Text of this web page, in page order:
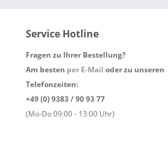
Service Hotline
Fragen zu Ihrer Bestellung?
Am besten per E-Mail oder zu unseren
Telefonzeiten:
+49 (0) 9383 / 90 93 77
(Mo-Do 09:00 - 13:00 Uhr)